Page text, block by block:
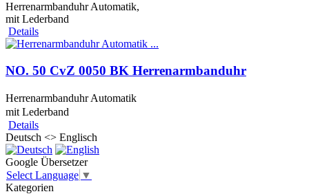
Herrenarmbanduhr Automatik,
mit Lederband
Details
NO. 50 CvZ 0050 BK Herrenarmbanduhr
Herrenarmbanduhr Automatik
mit Lederband
Details
Deutsch <> Englisch
Google Übersetzer
Select Language ▼
Kategorien